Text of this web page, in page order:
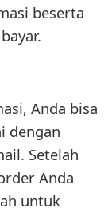
beserta
Anda bisa
dengan
Setelah
Anda
untuk